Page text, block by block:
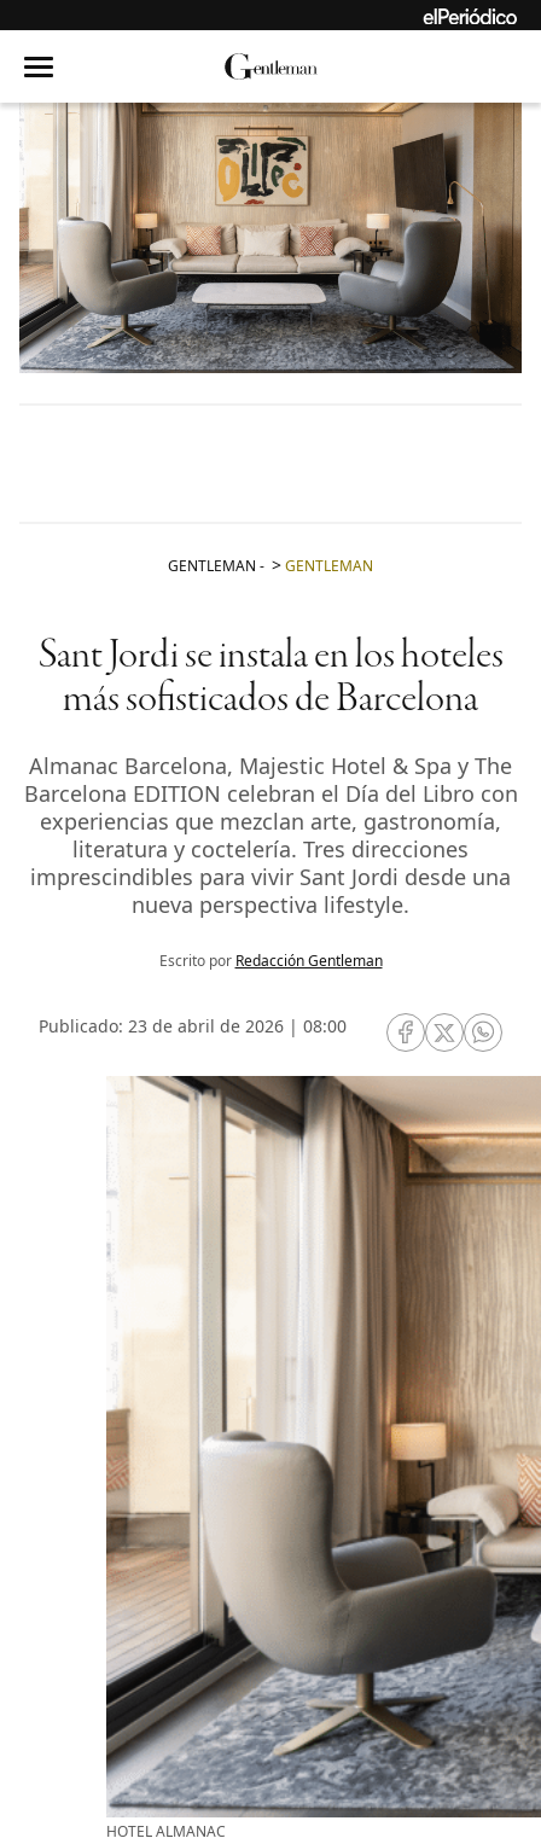
GENTLEMAN - GENTLEMAN
Sant Jordi se instala en los hoteles
más sofisticados de Barcelona
Almanac Barcelona, Majestic Hotel & Spa y The
Barcelona EDITION celebran el Día del Libro con
experiencias que mezclan arte, gastronomía,
literatura y coctelería. Tres direcciones
imprescindibles para vivir Sant Jordi desde una
nueva perspectiva lifestyle.
Escrito por Redacción Gentleman
Publicado: 23 de abril de 2026 | 08:00
RRSS Facebook
RRSSRRSS
HOTEL ALMANAC